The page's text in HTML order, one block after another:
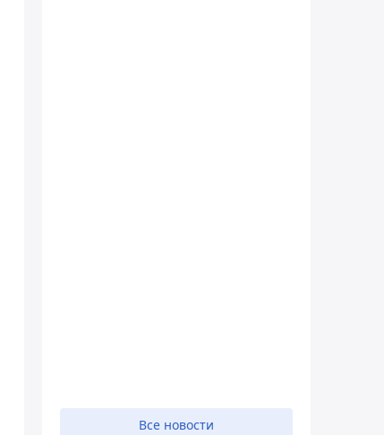
Все новости